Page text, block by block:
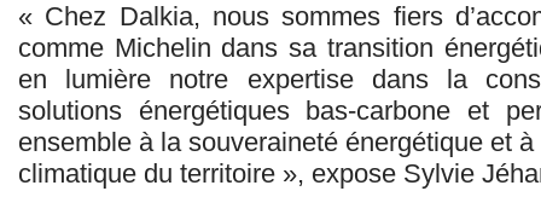
« Chez Dalkia, nous sommes fiers
comme Michelin dans sa transition
en lumière notre expertise dans la
solutions énergétiques bas-carbone et
ensemble à la souveraineté énergétique et
climatique du territoire », expose Sylvie